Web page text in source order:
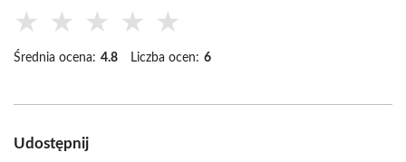
★ ★ ★ ★ ★
Średnia ocena: 4.8 Liczba ocen: 6
Udostępnij